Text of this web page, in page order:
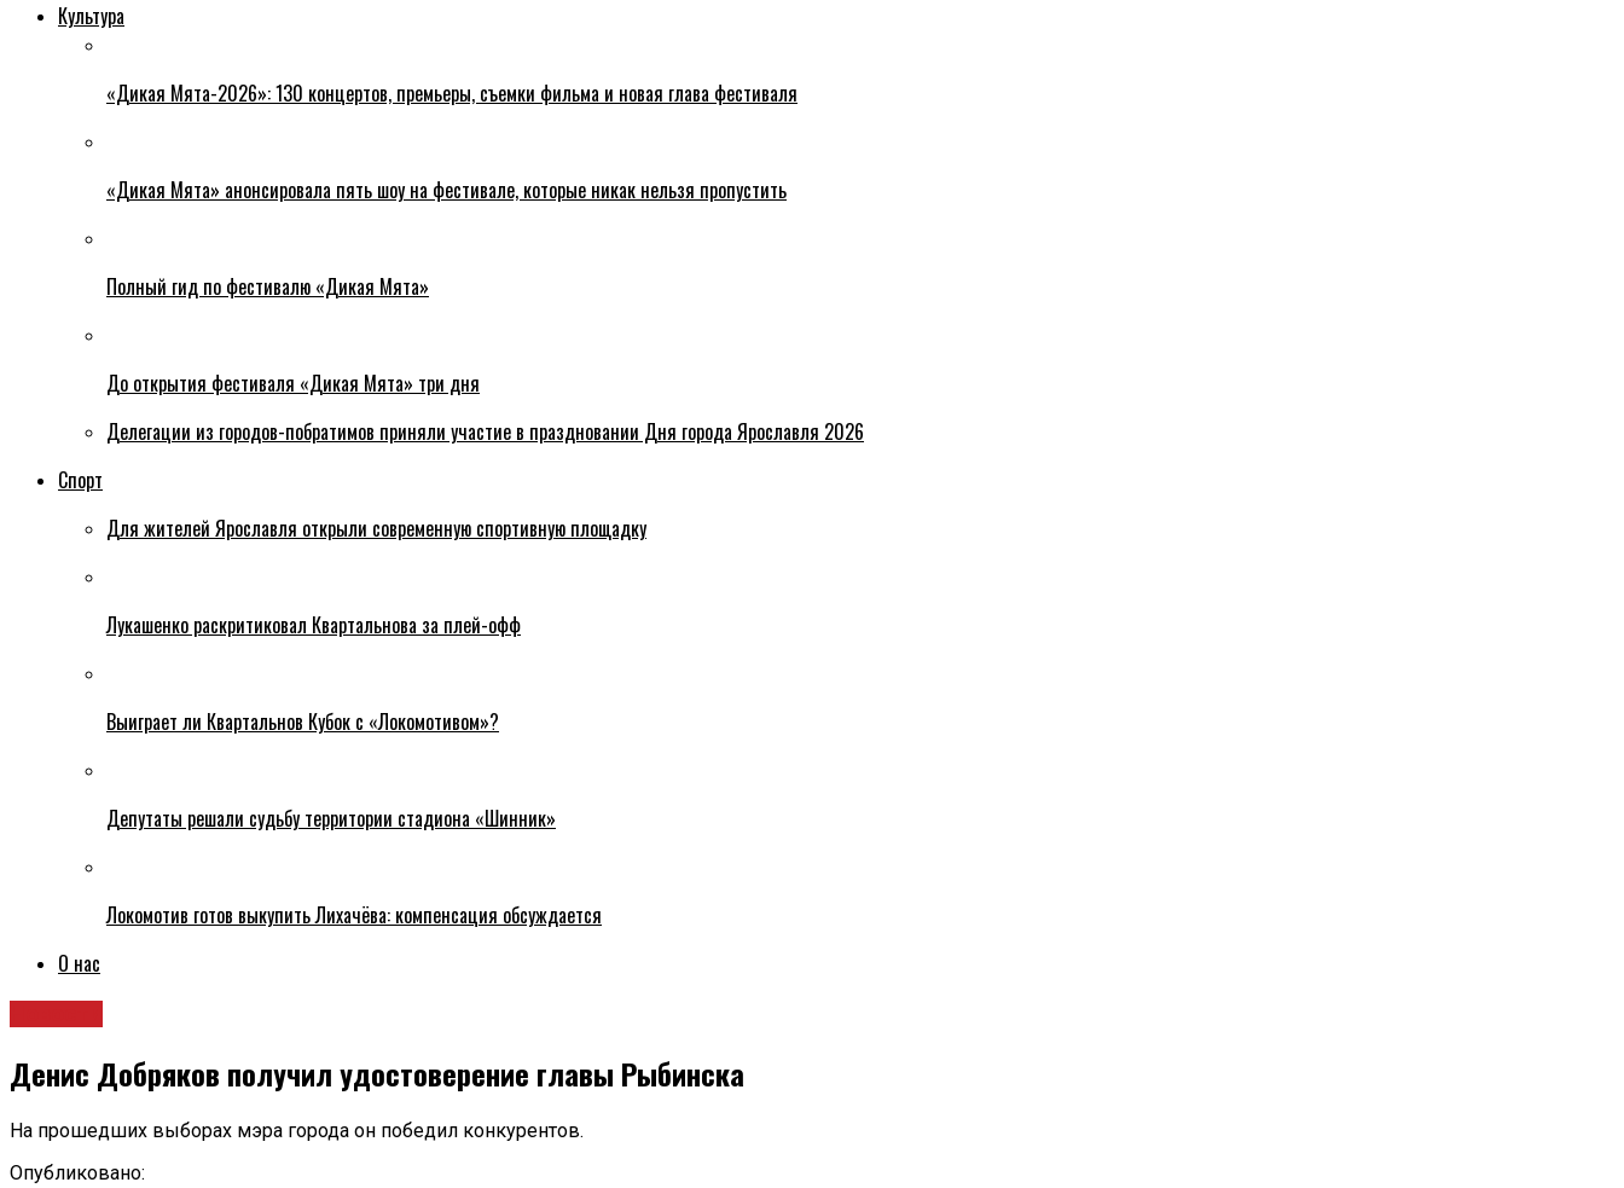
Культура
«Дикая Мята-2026»: 130 концертов, премьеры, съемки фильма и новая глава фестиваля
«Дикая Мята» анонсировала пять шоу на фестивале, которые никак нельзя пропустить
Полный гид по фестивалю «Дикая Мята»
До открытия фестиваля «Дикая Мята» три дня
Делегации из городов-побратимов приняли участие в праздновании Дня города Ярославля 2026
Спорт
Для жителей Ярославля открыли современную спортивную площадку
Лукашенко раскритиковал Квартальнова за плей-офф
Выиграет ли Квартальнов Кубок с «Локомотивом»?
Депутаты решали судьбу территории стадиона «Шинник»
Локомотив готов выкупить Лихачёва: компенсация обсуждается
О нас
Денис Добряков получил удостоверение главы Рыбинска
На прошедших выборах мэра города он победил конкурентов.
Опубликовано: